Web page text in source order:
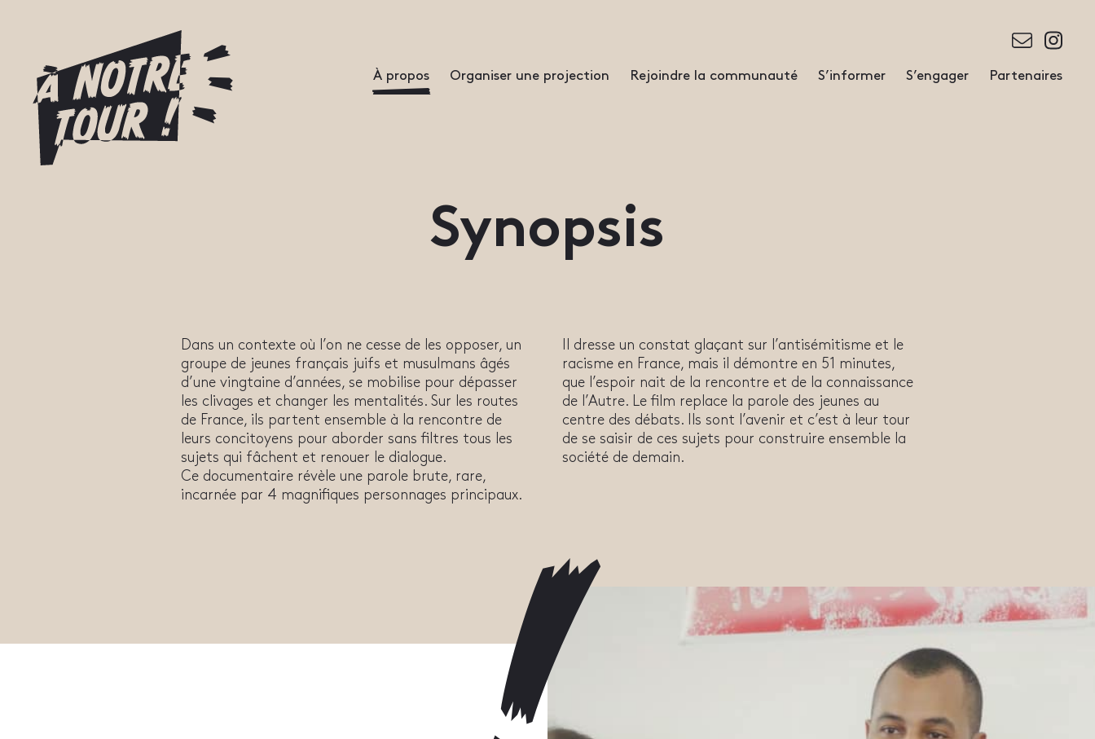
À propos Organiser une projection Rejoindre la communauté S’informer S’engager Partenaires
Synopsis
Dans un contexte où l’on ne cesse de les opposer, un
groupe de jeunes français juifs et musulmans âgés
d’une vingtaine d’années, se mobilise pour dépasser
les clivages et changer les mentalités. Sur les routes
de France, ils partent ensemble à la rencontre de
leurs concitoyens pour aborder sans filtres tous les
sujets qui fâchent et renouer le dialogue.
Ce documentaire révèle une parole brute, rare,
incarnée par 4 magnifiques personnages principaux.
Il dresse un constat glaçant sur l’antisémitisme et le
racisme en France, mais il démontre en 51 minutes,
que l’espoir nait de la rencontre et de la connaissance
de l’Autre. Le film replace la parole des jeunes au
centre des débats. Ils sont l’avenir et c’est à leur tour
de se saisir de ces sujets pour construire ensemble la
société de demain.